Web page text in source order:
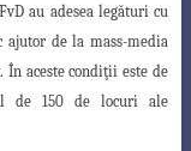
au adesea legături cu
de la mass-media
aceste condiţii este de
de 150 de locuri ale